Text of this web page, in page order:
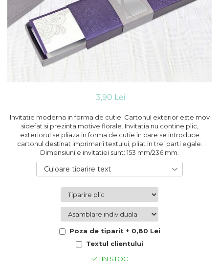
Pungi si cutii prajituri
Sticle si borcane
Cutii flori de hartie
Cutii flori de sapun
Cutii flori mixte
Cutii LUX
Aranjamente tematice
2025 Craciun
2023 Crăciun
8 Martie
Paste
Valentine's Day
HOME & OFFICE Deco
3,90 Lei
Invitatie moderna in forma de cutie. Cartonul exterior este mov
sidefat si prezinta motive florale. Invitatia nu contine plic,
exteriorul se pliaza in forma de cutie in care se introduce
cartonul destinat imprimarii textului, pliat in trei parti egale.
Dimensiunile invitatiei sunt: 153 mm/236 mm.
Culoare tiparire text
Poza de tiparit + 0,80 Lei
Textul clientului
IN STOC